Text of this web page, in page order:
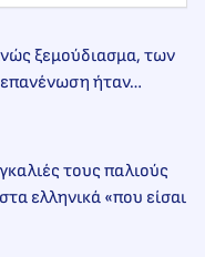
ξεμούδιασμα, των
ήταν…
τους παλιούς
ελληνικά «που είσαι